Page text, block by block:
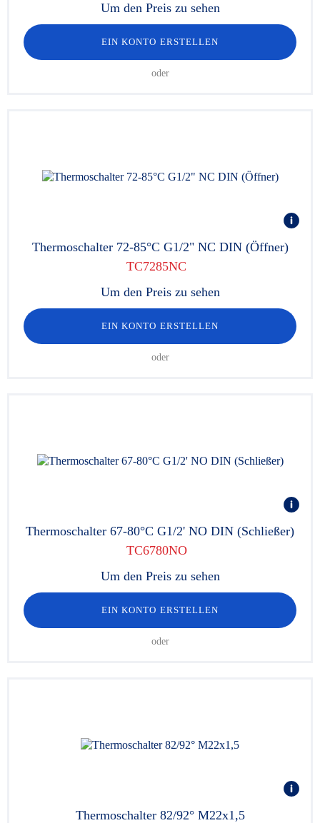
Um den Preis zu sehen
EIN KONTO ERSTELLEN
oder
Thermoschalter 72-85°C G1/2" NC DIN (Öffner)
TC7285NC
Um den Preis zu sehen
EIN KONTO ERSTELLEN
oder
Thermoschalter 67-80°C G1/2' NO DIN (Schließer)
TC6780NO
Um den Preis zu sehen
EIN KONTO ERSTELLEN
oder
Thermoschalter 82/92° M22x1,5